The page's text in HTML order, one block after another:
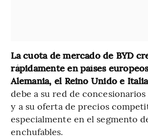
La cuota de mercado de BYD
rápidamente en países
Alemania, el Reino Unido e
debe a su red de
y a su oferta de precios
especialmente en el segmento
enchufables.